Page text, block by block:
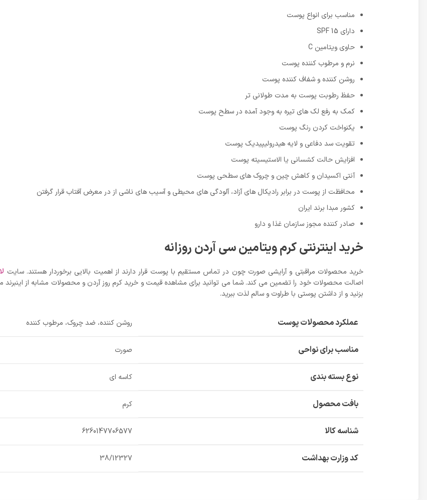
مناسب برای انواع پوست
دارای SPF 15
حاوی ویتامین C
نرم و مرطوب کننده پوست
روشن کننده و شفاف کننده پوست
حفظ رطوبت پوست به مدت طولانی تر
کمک به رفع لک های تیره به وجود آمده در سطح پوست
یکنواخت کردن رنگ پوست
تقویت سد دفاعی و لایه هیدرولیپیدیک پوست
افزایش حالت کشسانی یا الاستیسیته پوست
آنتی اکسیدان و کاهش چین و چروک های سطحی پوست
محافظت از پوست در برابر رادیکال های آزاد، آلودگی های محیطی و آسیب های ناشی از در معرض آفتاب قرار گرفتن
کشور مبدا برند ایران
صادر کننده مجوز سازمان غذا و دارو
خرید اینترنتی کرم ویتامین سی آردن روزانه
خرید محصولات مراقبتی و آرایشی صورت چون در تماس مستقیم با پوست قرار دارند از اهمیت بالایی برخوردار هستند. سایت
اصالت محصولات خود را تضمین می کند. شما می توانید برای مشاهده قیمت و خرید کرم روز آردن و محصولات مشابه از اینبرند
بزنید و از داشتن پوستی با طراوت و سالم لذت ببرید.
عملکرد محصولات پوست روشن کننده، ضد چروک، مرطوب کننده
مناسب برای نواحی صورت
نوع بسته بندی کاسه ای
بافت محصول کرم
شناسه کالا 6260147706577
کد وزارت بهداشت 38/12327